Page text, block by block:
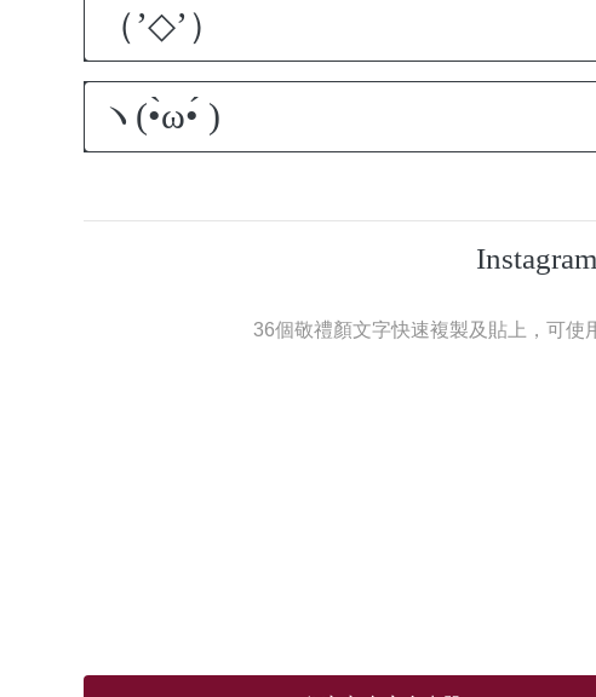
36個敬禮顏文字快速複製及貼上，可使